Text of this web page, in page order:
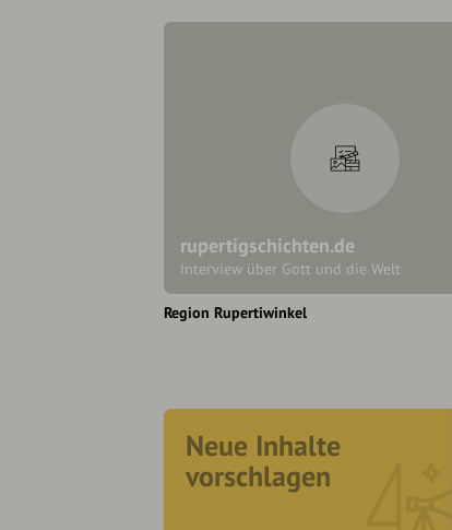
rupertigschichten.de
Interview über Gott und die Welt
Region Rupertiwinkel
Neue Inhalte
vorschlagen